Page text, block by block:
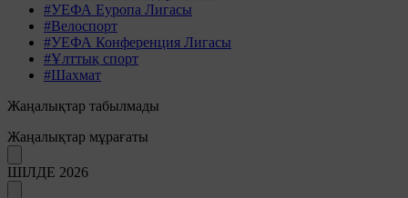
#УЕФА Еуропа Лигасы
#Велоспорт
#УЕФА Конференция Лигасы
#Ұлттық спорт
#Шахмат
Жаңалықтар табылмады
Жаңалықтар мұрағаты
ШІЛДЕ 2026